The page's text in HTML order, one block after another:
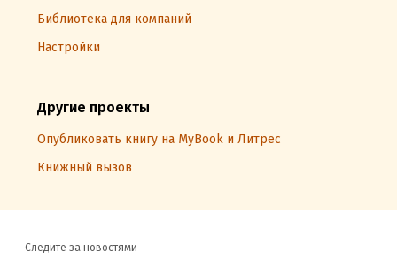
Библиотека для компаний
Настройки
Другие проекты
Опубликовать книгу на MyBook и Литрес
Книжный вызов
Следите за новостями